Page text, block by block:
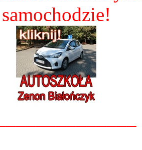
samochodzie!